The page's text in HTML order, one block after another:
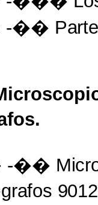
-��
-��